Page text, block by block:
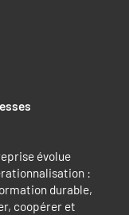
évolue
:
durable,
coopérer et